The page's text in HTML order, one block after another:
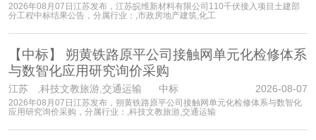
2026年08月07日江苏发布，江苏皖维新材料有限公司110千伏接入项目土建部
分工程中标结果公告，分属行业：,市政房地产建筑,化工
【中标】 朔黄铁路原平公司接触网单元化检修体系
与数智化应用研究询价采购
江苏 ,科技文教旅游,交通运输 中标 2026-08-07
2026年08月07日江苏发布，朔黄铁路原平公司接触网单元化检修体系与数智化
应用研究询价采购，分属行业：,科技文教旅游,交通运输